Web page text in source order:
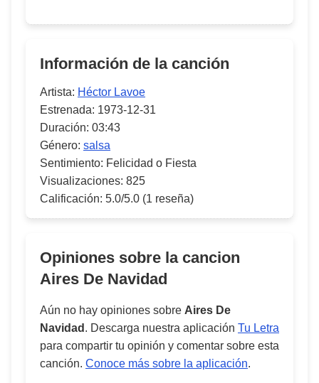
Información de la canción
Artista: Héctor Lavoe
Estrenada: 1973-12-31
Duración: 03:43
Género: salsa
Sentimiento: Felicidad o Fiesta
Visualizaciones: 825
Calificación: 5.0/5.0 (1 reseña)
Opiniones sobre la cancion
Aires De Navidad
Aún no hay opiniones sobre Aires De
Navidad . Descarga nuestra aplicación Tu Letra
para compartir tu opinión y comentar sobre esta
canción. Conoce más sobre la aplicación.